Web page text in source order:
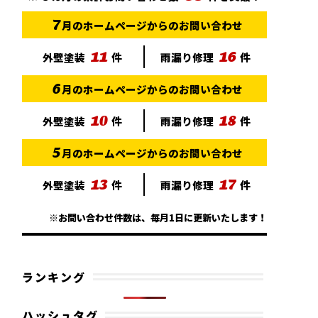
7月のホームページからのお問い合わせ
外壁塗装 11 件 雨漏り修理 16 件
6月のホームページからのお問い合わせ
外壁塗装 10 件 雨漏り修理 18 件
5月のホームページからのお問い合わせ
外壁塗装 13 件 雨漏り修理 17 件
※お問い合わせ件数は、毎月1日に更新いたします！
ランキング